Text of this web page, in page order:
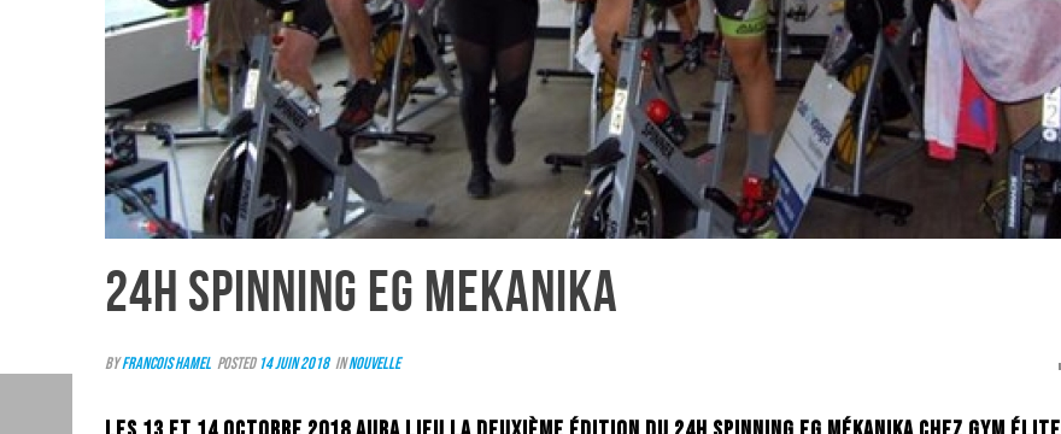
24H SPINNING EG MEKANIKA
ByFrancois Hamel Posted14 juin 2018 InNouvelle